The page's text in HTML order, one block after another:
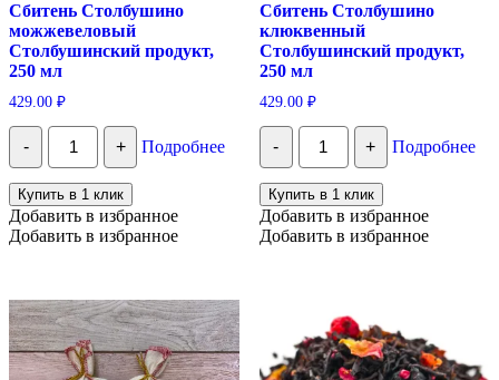
Сбитень Столбушино
можжевеловый
Столбушинский продукт,
250 мл
429.00 ₽
-
Количество
Сбитень
Столбушино
можжевеловый
Столбушинский
продукт,
250
+ Подробнее
Купить в 1 клик
Добавить в избранное
Добавить в избранное
Сбитень Столбушино
клюквенный
Столбушинский продукт,
250 мл
429.00 ₽
-
Количество
Сбитень
Столбушино
клюквенный
Столбушинский
продукт,
250
+ Подробнее
Купить в 1 клик
Добавить в избранное
Добавить в избранное